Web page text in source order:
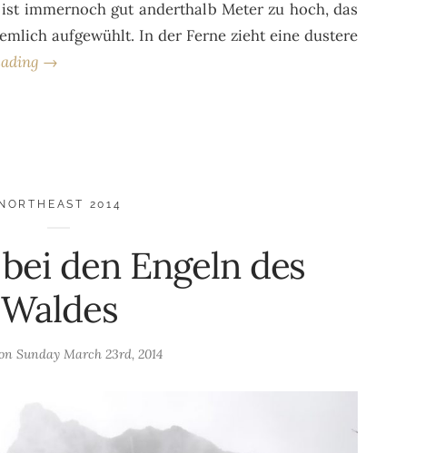
immernoch gut anderthalb Meter zu hoch, das
aufgewühlt. In der Ferne zieht eine dustere
→
2014
den Engeln des
Waldes
Sunday March 23rd, 2014